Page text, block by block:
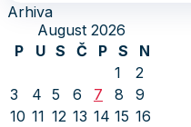
Arhiva
August 2026
P
U S Č P S
N
1
2
3
4 5 6 7 8
9
10 11 12 13 14 15 16